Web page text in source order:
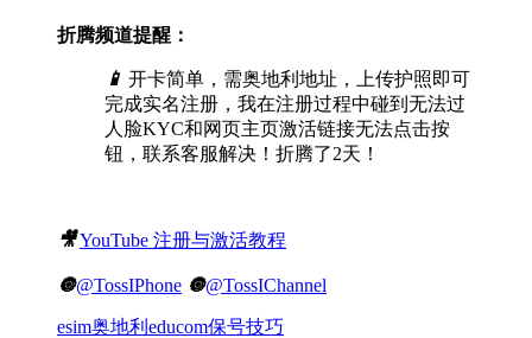
折腾频道提醒：
📱 开卡简单，需奥地利地址，上传护照即可
完成实名注册，我在注册过程中碰到无法过
人脸KYC和网页主页激活链接无法点击按
钮，联系客服解决！折腾了2天！
🎥YouTube 注册与激活教程
🔘@TossIPhone 🔘@TossIChannel
esim奥地利 educom保号技巧